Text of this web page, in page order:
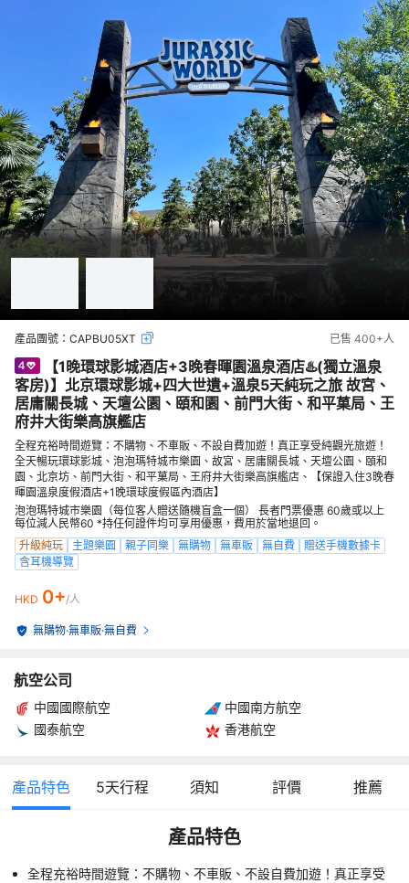
產品團號： CAPBU05XT 已售 400+人
【1晚環球影城酒店+3晚春暉園溫泉酒店♨️(獨立溫泉
客房)】北京環球影城+四大世遺+溫泉5天純玩之旅 故宮、
居庸關長城、天壇公園、頤和園、前門大街、和平菓局、王
府井大街樂高旗艦店
全程充裕時間遊覽：不購物、不車販、不設自費加遊！真正享受純觀光旅遊！
全天暢玩環球影城、泡泡瑪特城市樂園、故宮、居庸關長城、天壇公園、頤和
園、北京坊、前門大街、和平菓局、王府井大街樂高旗艦店、【保證入住3晚春
暉園溫泉度假酒店+1晚環球度假區內酒店】
泡泡瑪特城市樂園（每位客人贈送隨機盲盒一個） 長者門票優惠 60歲或以上
每位減人民幣60 *持任何證件均可享用優惠，費用於當地退回。
升級純玩
主題樂園 親子同樂 無購物 無車販 無自費
贈送手機數據卡
含耳機導覽
HKD 0+/人
無購物·無車販·無自費
航空公司
中國國際航空
中國南方航空
國泰航空
香港航空
產品特色 5天行程 須知 評價 推薦
產品特色
全程充裕時間遊覽：不購物、不車販、不設自費加遊！真正享受